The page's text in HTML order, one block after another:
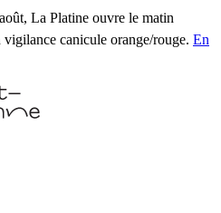
La Platine ouvre le matin
canicule orange/rouge. En